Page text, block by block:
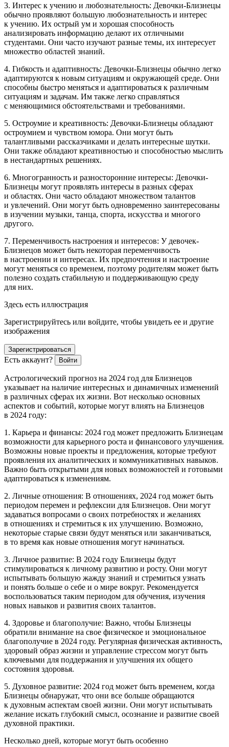
3. Интерес к учению и любознательность: Девочки-Близнецы
обычно проявляют большую любознательность и интерес
к учению. Их острый ум и хорошая способность
анализировать информацию делают их отличными
студентами. Они часто изучают разные темы, их интересует
множество областей знаний.
4. Гибкость и адаптивность: Девочки-Близнецы обычно легко
адаптируются к новым ситуациям и окружающей среде. Они
способны быстро меняться и адаптироваться к различным
ситуациям и задачам. Им также легко справляться
с меняющимися обстоятельствами и требованиями.
5. Остроумие и креативность: Девочки-Близнецы обладают
остроумием и чувством юмора. Они могут быть
талантливыми рассказчиками и делать интересные шутки.
Они также обладают креативностью и способностью мыслить
в нестандартных решениях.
6. Многогранность и разносторонние интересы: Девочки-
Близнецы могут проявлять интересы в разных сферах
и областях. Они часто обладают множеством талантов
и увлечений. Они могут быть одновременно заинтересованы
в изучении музыки, танца, спорта, искусства и многого
другого.
7. Переменчивость настроения и интересов: У девочек-
Близнецов может быть некоторая переменчивость
в настроении и интересах. Их предпочтения и настроение
могут меняться со временем, поэтому родителям может быть
полезно создать стабильную и поддерживающую среду
для них.
Здесь есть иллюстрация
Зарегистрируйтесь или войдите, чтобы увидеть ее и другие
изображения
Зарегистрироваться
Есть аккаунт? Войти
Астрологический прогноз на 2024 год для Близнецов
указывает на наличие интересных и динамичных изменений
в различных сферах их жизни. Вот несколько основных
аспектов и событий, которые могут влиять на Близнецов
в 2024 году:
1. Карьера и финансы: 2024 год может предложить Близнецам
возможности для карьерного роста и финансового улучшения.
Возможны новые проекты и предложения, которые требуют
проявления их аналитических и коммуникативных навыков.
Важно быть открытыми для новых возможностей и готовыми
адаптироваться к изменениям.
2. Личные отношения: В отношениях, 2024 год может быть
периодом перемен и рефлексии для Близнецов. Они могут
задаваться вопросами о своих потребностях и желаниях
в отношениях и стремиться к их улучшению. Возможно,
некоторые старые связи будут меняться или заканчиваться,
в то время как новые отношения могут начинаться.
3. Личное развитие: В 2024 году Близнецы будут
стимулироваться к личному развитию и росту. Они могут
испытывать большую жажду знаний и стремиться узнать
и понять больше о себе и о мире вокруг. Рекомендуется
воспользоваться таким периодом для обучения, изучения
новых навыков и развития своих талантов.
4. Здоровье и благополучие: Важно, чтобы Близнецы
обратили внимание на свое физическое и эмоциональное
благополучие в 2024 году. Регулярная физическая активность,
здоровый образ жизни и управление стрессом могут быть
ключевыми для поддержания и улучшения их общего
состояния здоровья.
5. Духовное развитие: 2024 год может быть временем, когда
Близнецы обнаружат, что они все больше обращаются
к духовным аспектам своей жизни. Они могут испытывать
желание искать глубокий смысл, осознание и развитие своей
духовной практики.
Несколько дней, которые могут быть особенно